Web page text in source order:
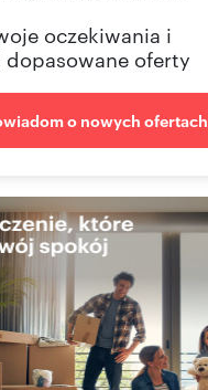
oczekiwania i
oferty
o nowych ofertach